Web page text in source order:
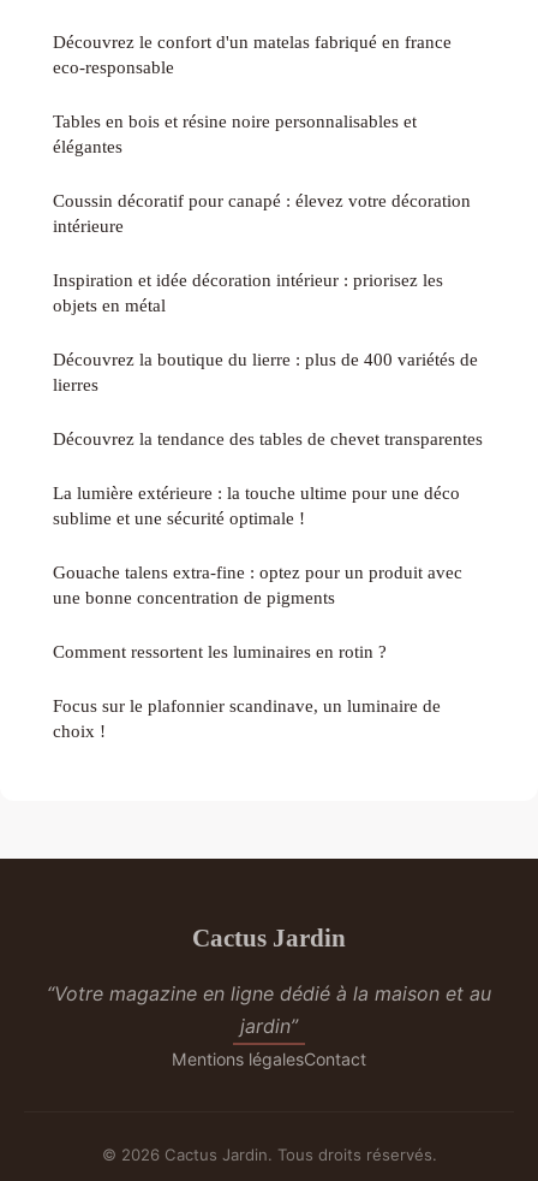
Découvrez le confort d'un matelas fabriqué en france
eco-responsable
Tables en bois et résine noire personnalisables et
élégantes
Coussin décoratif pour canapé : élevez votre décoration
intérieure
Inspiration et idée décoration intérieur : priorisez les
objets en métal
Découvrez la boutique du lierre : plus de 400 variétés de
lierres
Découvrez la tendance des tables de chevet transparentes
La lumière extérieure : la touche ultime pour une déco
sublime et une sécurité optimale !
Gouache talens extra-fine : optez pour un produit avec
une bonne concentration de pigments
Comment ressortent les luminaires en rotin ?
Focus sur le plafonnier scandinave, un luminaire de
choix !
Cactus Jardin
“Votre magazine en ligne dédié à la maison et au
jardin”
Mentions légalesContact
© 2026 Cactus Jardin. Tous droits réservés.